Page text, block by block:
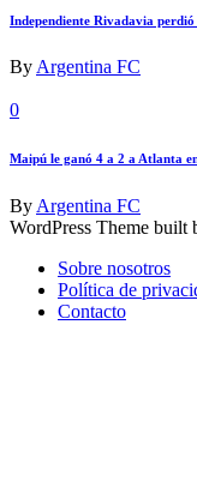
Independiente Rivadavia
ByArgentina FC
0
Maipú le ganó 4 a 2 a Atlanta
ByArgentina FC
WordPress Theme built
Sobre nosotros
Política de
Contacto